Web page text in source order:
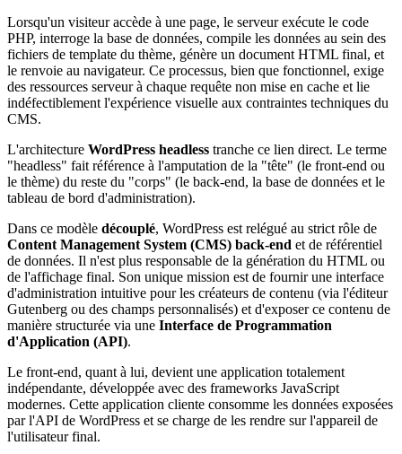
Lorsqu'un visiteur accède à une page, le serveur exécute le code
PHP, interroge la base de données, compile les données au sein des
fichiers de template du thème, génère un document HTML final, et
le renvoie au navigateur. Ce processus, bien que fonctionnel, exige
des ressources serveur à chaque requête non mise en cache et lie
indéfectiblement l'expérience visuelle aux contraintes techniques du
CMS.
L'architecture WordPress headless tranche ce lien direct. Le terme
"headless" fait référence à l'amputation de la "tête" (le front-end ou
le thème) du reste du "corps" (le back-end, la base de données et le
tableau de bord d'administration).
Dans ce modèle découplé, WordPress est relégué au strict rôle de
Content Management System (CMS) back-end et de référentiel
de données. Il n'est plus responsable de la génération du HTML ou
de l'affichage final. Son unique mission est de fournir une interface
d'administration intuitive pour les créateurs de contenu (via l'éditeur
Gutenberg ou des champs personnalisés) et d'exposer ce contenu de
manière structurée via une Interface de Programmation
d'Application (API).
Le front-end, quant à lui, devient une application totalement
indépendante, développée avec des frameworks JavaScript
modernes. Cette application cliente consomme les données exposées
par l'API de WordPress et se charge de les rendre sur l'appareil de
l'utilisateur final.